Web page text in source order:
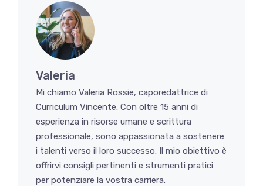
Valeria
Mi chiamo Valeria Rossie, caporedattrice di
Curriculum Vincente. Con oltre 15 anni di
esperienza in risorse umane e scrittura
professionale, sono appassionata a sostenere
i talenti verso il loro successo. Il mio obiettivo è
offrirvi consigli pertinenti e strumenti pratici
per potenziare la vostra carriera.